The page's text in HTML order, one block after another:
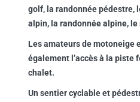
golf, la randonnée pédestre,
alpin, la randonnée alpine,
Les amateurs de motoneige
également l’accès à la piste
chalet.
Un sentier cyclable et